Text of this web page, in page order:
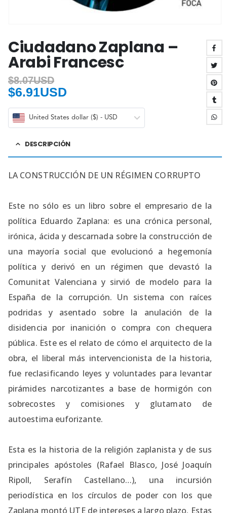
Ciudadano Zaplana –
Arabi Francesc
$8.07USD
$6.91USD
United States dollar ($) - USD
DESCRIPCIÓN
LA CONSTRUCCIÓN DE UN RÉGIMEN CORRUPTO
Este no sólo es un libro sobre el empresario de la
política Eduardo Zaplana: es una crónica personal,
irónica, ácida y descarnada sobre la construcción de
una mayoría social que evolucionó a hegemonía
política y derivó en un régimen que devastó la
Comunitat Valenciana y sirvió de modelo para la
España de la corrupción. Un sistema con raíces
podridas y asentado sobre la anulación de la
disidencia por inanición o compra con chequera
pública. Este es el relato de cómo el arquitecto de la
obra, el liberal más intervencionista de la historia,
fue reclasificando leyes y voluntades para levantar
pirámides narcotizantes a base de hormigón con
sobrecostes y comisiones y glutamato de
autoestima euforizante.
Esta es la historia de la religión zaplanista y de sus
principales apóstoles (Rafael Blasco, José Joaquín
Ripoll, Serafín Castellano…), una incursión
periodística en los círculos de poder con los que
Zaplana montó UTE de intereses a largo plazo. Estas